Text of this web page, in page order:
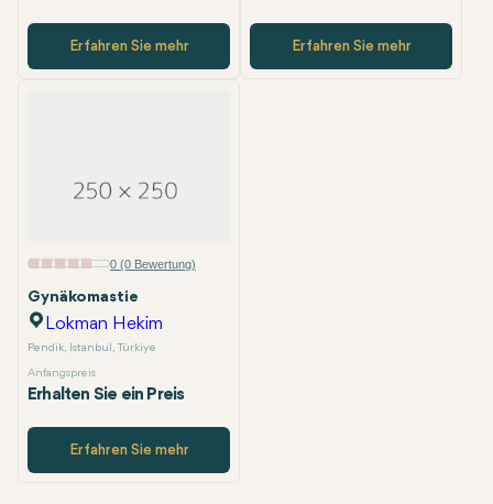
Erfahren Sie mehr Erfahren Sie mehr
0 (0 Bewertung)
Gynäkomastie
Lokman Hekim
Pendik, Istanbul, Türkiye
Anfangspreis
Erhalten Sie ein Preis
Erfahren Sie mehr